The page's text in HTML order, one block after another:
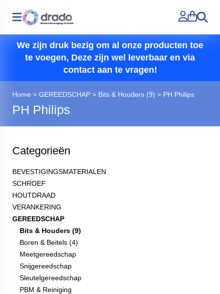
Zoeken
We zijn druk bezig om al onze producten toe
te voegen, Deze zijn wel leverbaar en via
contact aan te vragen!
Home > GEREEDSCHAP > Bits & Houders (9) > PH Philips
PH Philips
Categorieën
BEVESTIGINGSMATERIALEN
SCHROEF
HOUTDRAAD
VERANKERING
GEREEDSCHAP
Bits & Houders (9)
Boren & Beitels (4)
Meetgereedschap
Snijgereedschap
Sleutelgereedschap
PBM & Reiniging